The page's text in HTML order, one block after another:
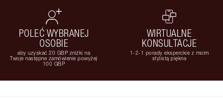
POLEĆ WYBRANEJ
OSOBIE
aby uzyskać 20 GBP zniżki na
Twoje następne zamówienie powyżej
100 GBP
WIRTUALNE
KONSULTACJE
1-2-1 porady eksperckie z moim
stylistą piękna